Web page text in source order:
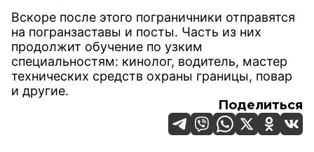
Вскоре после этого пограничники отправятся
на погранзаставы и посты. Часть из них
продолжит обучение по узким
специальностям: кинолог, водитель, мастер
технических средств охраны границы, повар
и другие.
Поделиться